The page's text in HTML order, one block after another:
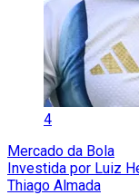
4
Mercado da Bola
Investida por Luiz
Thiago Almada